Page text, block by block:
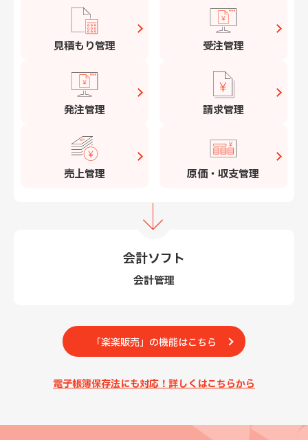
見積もり管理 受注管理
発注管理 請求管理
売上管理 原価・収支管理
会計ソフト
会計管理
「楽楽販売」の機能はこちら
電子帳簿保存法にも対応！詳しくはこちらから